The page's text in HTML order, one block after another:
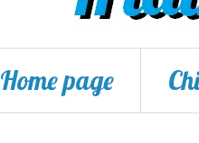
Home page